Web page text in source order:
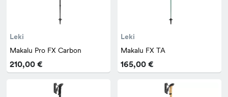
Leki
Makalu Pro FX Carbon
210,00 €
Leki
Makalu FX TA
165,00 €